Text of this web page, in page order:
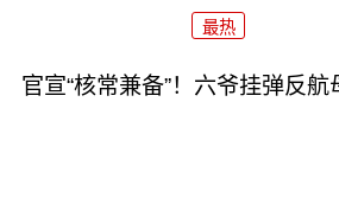
最热
官宣“核常兼备”！六爷挂弹反